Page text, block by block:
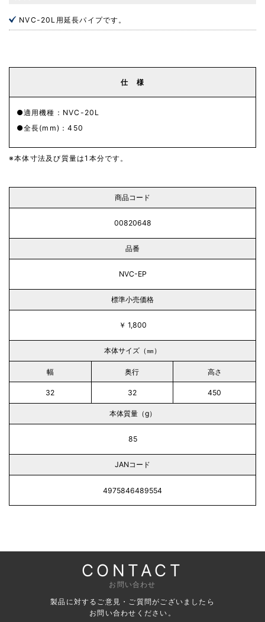
NVC-20L用延長パイプです。
仕 様
適用機種：NVC-20L
全長(mm)：450
本体寸法及び質量は1本分です。
商品コード
00820648
品番
NVC-EP
標準小売価格
￥ 1,800
本体サイズ（㎜）
幅 奥行 高さ
32 32 450
本体質量（g）
85
JANコード
4975846489554
CONTACT
お問い合わせ
製品に対するご意見・ご質問がございましたら
お問い合わせください。